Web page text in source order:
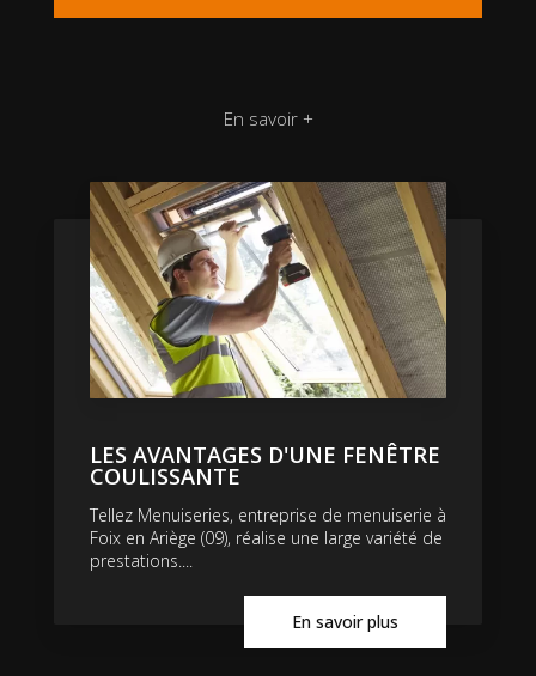
En savoir +
LES AVANTAGES D'UNE FENÊTRE
COULISSANTE
Tellez Menuiseries, entreprise de menuiserie à
Foix en Ariège (09), réalise une large variété de
prestations....
En savoir plus